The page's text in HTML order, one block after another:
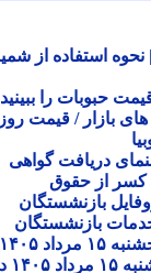
استفاده از شمیم
را ببینید /
/ قیمت روز
دریافت گواهی
از حقوق
بازنشستگان
بازنشستگان
قیمت خودروهای ایران خودرو سایپا امروز پنجشنبه ۱۵ مرداد ۱۴۰۵ |
قیمت خودروهای ایران خودرو سایپا امروز پنجشنبه ۱۵ مرداد ۱۴۰۵ در